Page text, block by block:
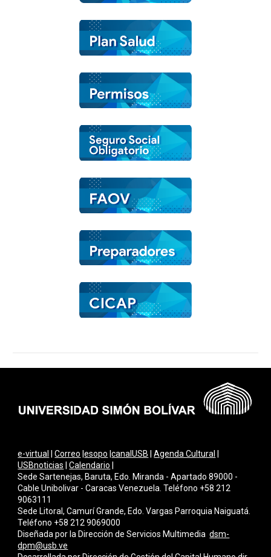
e-virtual |Correo |esopo |canalUSB |Agenda Cultural
USBnoticias |Calendario
Sede Sartenejas, Baruta, Edo. Miranda - Apartado 89000 -
Cable Unibolivar - Caracas Venezuela. Teléfono +58 212
9063111
Sede Litoral, Camurí Grande, Edo. Vargas Parroquia Naiguatá.
Teléfono +58 212 9069000
Diseñada por la Dirección de Servicios Multimediadsm-
dpm@usb.ve